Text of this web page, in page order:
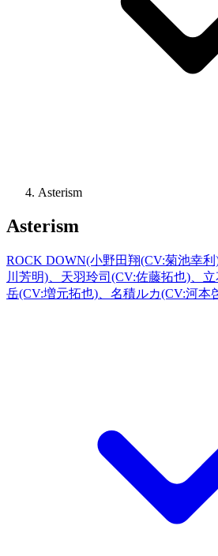
Asterism
Asterism
ROCK DOWN(小野田翔(CV:菊池幸
川芳明)、天羽玲司(CV:佐藤拓也)、
岳(CV:増元拓也)、名積ルカ(CV:河本